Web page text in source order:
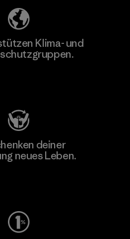
Klima- und
deiner
neues Leben.